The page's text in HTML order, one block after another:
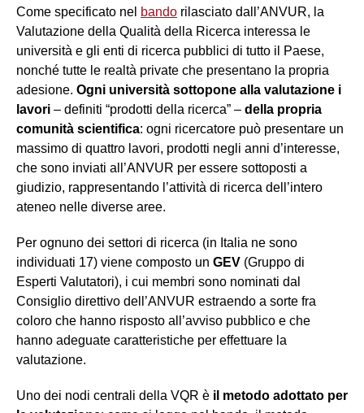
Come specificato nel bando rilasciato dall’ANVUR, la
Valutazione della Qualità della Ricerca interessa le
università e gli enti di ricerca pubblici di tutto il Paese,
nonché tutte le realtà private che presentano la propria
adesione. Ogni università sottopone alla valutazione i
lavori – definiti “prodotti della ricerca” – della propria
comunità scientifica: ogni ricercatore può presentare un
massimo di quattro lavori, prodotti negli anni d’interesse,
che sono inviati all’ANVUR per essere sottoposti a
giudizio, rappresentando l’attività di ricerca dell’intero
ateneo nelle diverse aree.
Per ognuno dei settori di ricerca (in Italia ne sono
individuati 17) viene composto un GEV (Gruppo di
Esperti Valutatori), i cui membri sono nominati dal
Consiglio direttivo dell’ANVUR estraendo a sorte fra
coloro che hanno risposto all’avviso pubblico e che
hanno adeguate caratteristiche per effettuare la
valutazione.
Uno dei nodi centrali della VQR è il metodo adottato per